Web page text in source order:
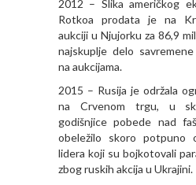
2012 – Slika američkog
Rotkoa prodata je na
aukciji u Njujorku za 86,9
najskuplje delo
na aukcijama.
2015 – Rusija je održala
na Crvenom trgu, u
godišnjice pobede nad
obeležilo skoro potpuno
lidera koji su bojkotovali
zbog ruskih akcija u Ukrajini.